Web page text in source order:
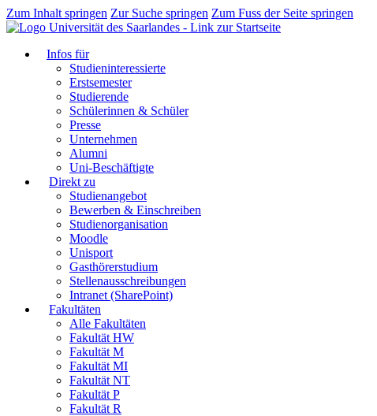
Zum Inhalt springen Zur Suche springen Zum Fuss der Seite springen
Infos für
Studieninteressierte
Erstsemester
Studierende
Schülerinnen & Schüler
Presse
Unternehmen
Alumni
Uni-Beschäftigte
Direkt zu
Studienangebot
Bewerben & Einschreiben
Studienorganisation
Moodle
Unisport
Gasthörerstudium
Stellenausschreibungen
Intranet (SharePoint)
Fakultäten
Alle Fakultäten
Fakultät HW
Fakultät M
Fakultät MI
Fakultät NT
Fakultät P
Fakultät R